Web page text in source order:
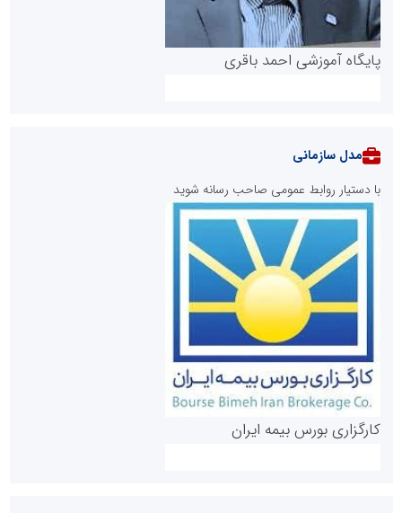
پایگاه آموزشی احمد باقری
روابط عمومی خبرگزاری گزارش خبر
مدل سازمانی
با دستیار روابط عمومی صاحب رسانه شوید
کارگزاری بورس بیمه ایران